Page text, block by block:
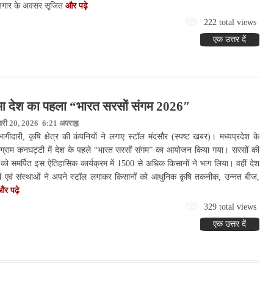
के अवसर सृजित और पढ़े
222 total views
एक उत्तर दें
का पहला “भारत सरसों संगम 2026″
20, 2026 6:21 अपराह्न
कृषि क्षेत्र की कंपनियों ने लगाए स्टॉल मंदसौर (स्पष्ट खबर)। मध्यप्रदेश के
कनघट्टी में देश के पहले “भारत सरसों संगम” का आयोजन किया गया। सरसों की
समर्पित इस ऐतिहासिक कार्यक्रम में 1500 से अधिक किसानों ने भाग लिया। वहीं देश
एवं संस्थाओं ने अपने स्टॉल लगाकर किसानों को आधुनिक कृषि तकनीक, उन्नत बीज,
पढ़े
329 total views
एक उत्तर दें